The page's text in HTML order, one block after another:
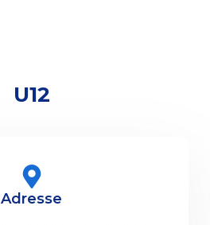
U12
Adresse